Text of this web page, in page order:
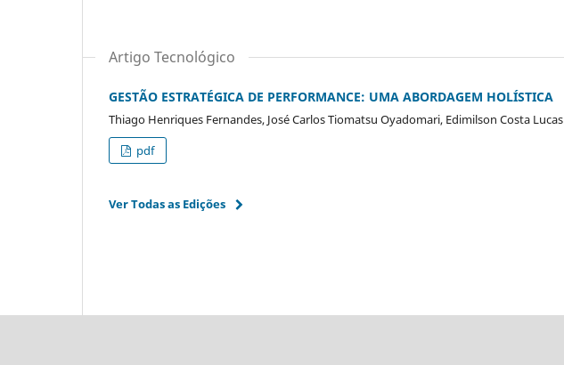
Artigo Tecnológico
GESTÃO ESTRATÉGICA DE PERFORMANCE: UMA ABORDAGEM HOLÍSTICA
Thiago Henriques Fernandes, José Carlos Tiomatsu Oyadomari, Edimilson Costa Lucas
pdf
Ver Todas as Edições